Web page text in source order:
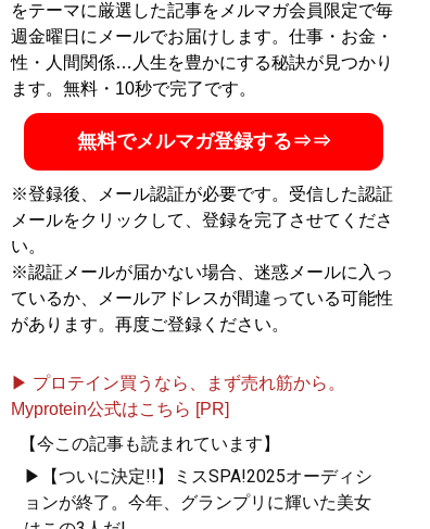
をテーマに厳選した記事をメルマガ会員限定で毎
週金曜日にメールでお届けします。仕事・お金・
性・人間関係…人生を豊かにする秘訣が見つかり
ます。無料・10秒で完了です。
無料でメルマガ登録する⇒⇒
※登録後、メール認証が必要です。受信した認証
メールをクリックして、登録を完了させてくださ
い。
※認証メールが届かない場合、迷惑メールに入っ
ているか、メールアドレスが間違っている可能性
があります。再度ご登録ください。
▶ プロテイン買うなら、まず売れ筋から。
Myprotein公式はこちら [PR]
【今この記事も読まれています】
▶【ついに決定!!】ミスSPA!2025オーディシ
ョンが終了。今年、グランプリに輝いた美女